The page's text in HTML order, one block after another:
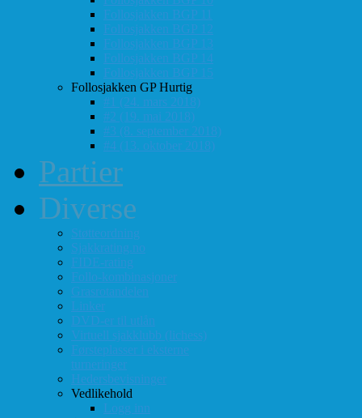
Follosjakken BGP 11
Follosjakken BGP 12
Follosjakken BGP 13
Follosjakken BGP 14
Follosjakken BGP 15
Follosjakken GP Hurtig
#1 (24. mars 2018)
#2 (19. mai 2018)
#3 (8. september 2018)
#4 (13. oktober 2018)
Partier
Diverse
Støtteordning
Sjakkrating.no
FIDE-rating
Follo-kombinasjoner
Grasrotandelen
Linker
DVD-er til utlån
Virtuell sjakklubb (lichess)
Førsteplasser i eksterne
turneringer
Hedersbevisninger
Vedlikehold
Logg inn